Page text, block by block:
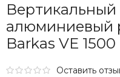
Вертикальный
алюминиевый
Barkas VE
Оставить